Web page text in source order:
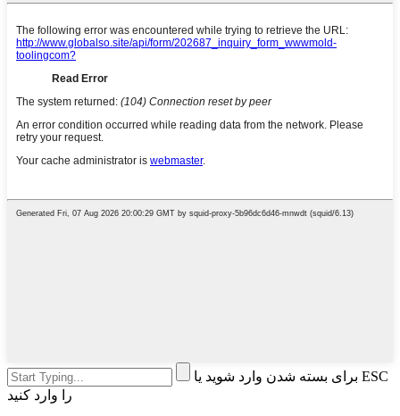
برای بسته شدن وارد شوید یا ESC
را وارد کنید